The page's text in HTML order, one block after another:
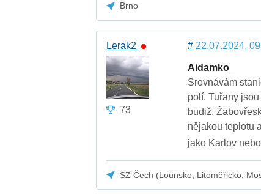
Brno
Lerak2
73
#22.07.2024,
Aidamko_
Srovnávám
polí. Tuřany
budiž.
nějakou teplotu
jako Karlov
SZ Čech (Lounsko, Litoměřicko,